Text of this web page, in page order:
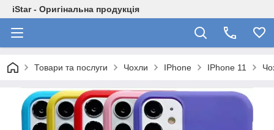
iStar - Оригінальна продукція
Товари та послуги Чохли IPhone IPhone 11